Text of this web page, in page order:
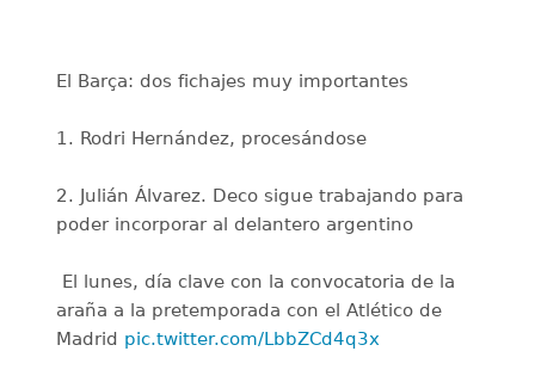
El Barça: dos fichajes muy importantes
1. Rodri Hernández, procesándose
2. Julián Álvarez. Deco sigue trabajando para
poder incorporar al delantero argentino
️ El lunes, día clave con la convocatoria de la
araña a la pretemporada con el Atlético de
Madrid pic.twitter.com/LbbZCd4q3x